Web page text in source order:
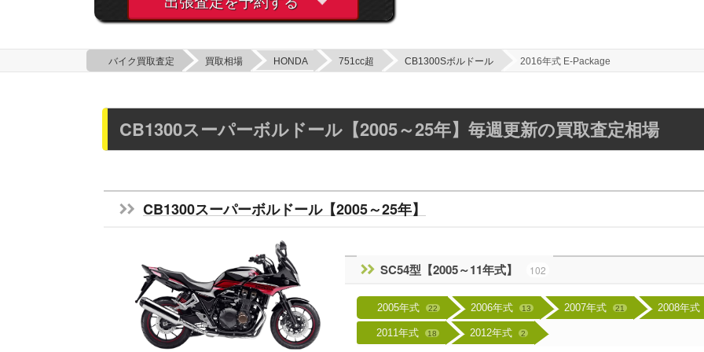
バイク買取査定 買取相場 HONDA 751cc超 CB1300Sボルドール 2016年式 E-Package
CB1300スーパーボルドール【2005～25年】毎週更新の買取査定相場
CB1300スーパーボルドール【2005～25年】
SC54型【2005～11年式】 102
2005年式 22 2006年式 13 2007年式 21 2008年式
2011年式 18 2012年式 2